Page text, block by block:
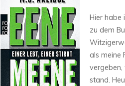
Hier habe
zu dem
als meine
vergeben,
stand.